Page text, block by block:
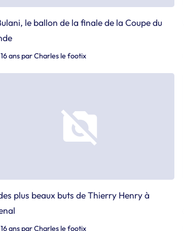
le ballon de la finale de la Coupe du
ans parCharles le footix
plus beaux buts de Thierry Henry à
ans parCharles le footix